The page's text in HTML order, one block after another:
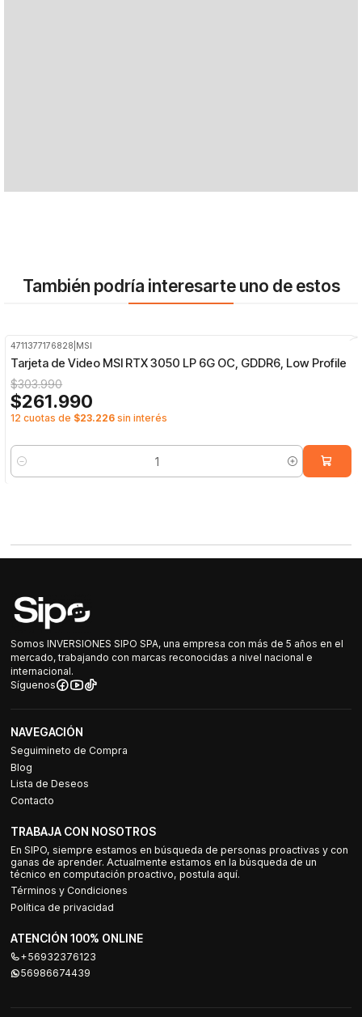
También podría interesarte uno de estos
4711377176828 MSI
Tarjeta de Video MSI RTX 3050 LP 6G OC, GDDR6, Low Profile
$303.990
$261.990
12 cuotas de $23.226 sin interés
Cantidad
Somos INVERSIONES SIPO SPA, una empresa con más de 5 años en el
mercado, trabajando con marcas reconocidas a nivel nacional e
internacional.
Síguenos
NAVEGACIÓN
Seguimineto de Compra
Blog
Lista de Deseos
Contacto
TRABAJA CON NOSOTROS
En SIPO, siempre estamos en búsqueda de personas proactivas y con
ganas de aprender. Actualmente estamos en la búsqueda de un
técnico en computación proactivo, postula aquí.
Términos y Condiciones
Política de privacidad
ATENCIÓN 100% ONLINE
+56932376123
56986674439